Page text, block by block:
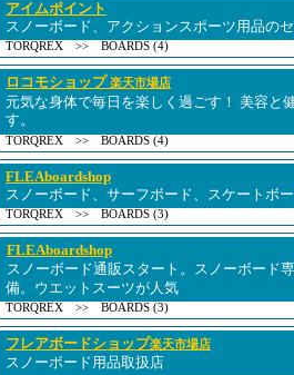
アイムポイント
スノーボード、アクションスポーツ用品の
TORQREX >> BOARDS (4)
ロコモショップ楽天市場店
元気な身体で毎日を楽しく過ごす！ 美容と
す。
TORQREX >> BOARDS (4)
FLEAboardshop
スノーボード、サーフボード、スケートボ
TORQREX >> BOARDS (3)
FLEAboardshop
スノーボード通販スタート。スノーボード
備。ウエットスーツが人気
TORQREX >> BOARDS (3)
フレアボードショップ楽天市場店
スノーボード用品取扱店